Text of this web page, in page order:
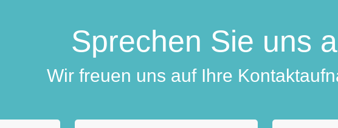
Sprechen Sie uns
Wir freuen uns auf Ihre